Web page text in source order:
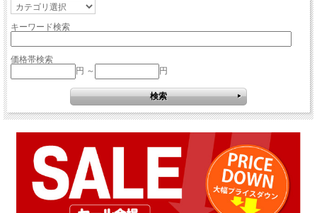
キーワード検索
価格帯検索
円 ～
円